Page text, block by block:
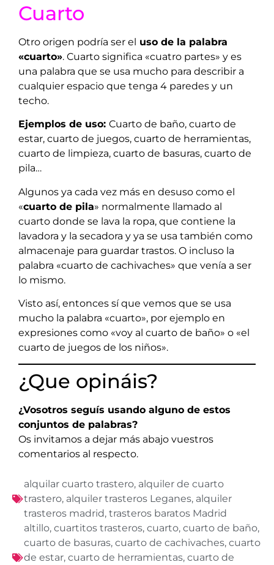
Cuarto
Otro origen podría ser el uso de la palabra
«cuarto». Cuarto significa «cuatro partes» y es
una palabra que se usa mucho para describir a
cualquier espacio que tenga 4 paredes y un
techo.
Ejemplos de uso: Cuarto de baño, cuarto de
estar, cuarto de juegos, cuarto de herramientas,
cuarto de limpieza, cuarto de basuras, cuarto de
pila…
Algunos ya cada vez más en desuso como el
«cuarto de pila» normalmente llamado al
cuarto donde se lava la ropa, que contiene la
lavadora y la secadora y ya se usa también como
almacenaje para guardar trastos. O incluso la
palabra «cuarto de cachivaches» que venía a ser
lo mismo.
Visto así, entonces sí que vemos que se usa
mucho la palabra «cuarto», por ejemplo en
expresiones como «voy al cuarto de baño» o «el
cuarto de juegos de los niños».
¿Que opináis?
¿Vosotros seguís usando alguno de estos
conjuntos de palabras?
Os invitamos a dejar más abajo vuestros
comentarios al respecto.
alquilar cuarto trastero, alquiler de cuarto
trastero, alquiler trasteros Leganes, alquiler
trasteros madrid, trasteros baratos Madrid
altillo, cuartitos trasteros, cuarto, cuarto de baño,
cuarto de basuras, cuarto de cachivaches, cuarto
de estar, cuarto de herramientas, cuarto de